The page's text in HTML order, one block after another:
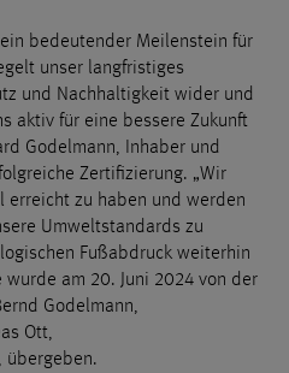
bedeutender Meilenstein für
unser langfristiges
und Nachhaltigkeit wider und
aktiv für eine bessere Zukunft
Godelmann, Inhaber und
Zertifizierung. „Wir
zu haben und werden
Umweltstandards zu
Fußabdruck weiterhin
am 20. Juni 2024 von der
Godelmann,
Ott,
übergeben.